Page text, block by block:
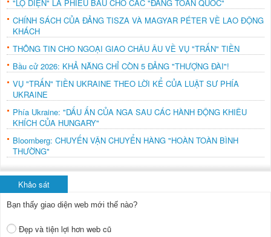
"LỘ DIỆN" LÁ PHIẾU BẦU CHO CÁC "ĐẢNG TOÀN QUỐC"
CHÍNH SÁCH CỦA ĐẢNG TISZA VÀ MAGYAR PÉTER VỀ LAO ĐỘNG
KHÁCH
THÔNG TIN CHO NGOẠI GIAO CHÂU ÂU VỀ VỤ "TRẤN" TIỀN
Bầu cử 2026: KHẢ NĂNG CHỈ CÒN 5 ĐẢNG "THƯỢNG ĐÀI"!
VỤ "TRẤN" TIỀN UKRAINE THEO LỜI KỂ CỦA LUẬT SƯ PHÍA
UKRAINE
Phía Ukraine: "DẤU ẤN CỦA NGA SAU CÁC HÀNH ĐỘNG KHIÊU
KHÍCH CỦA HUNGARY"
Bloomberg: CHUYẾN VẬN CHUYỂN HÀNG "HOÀN TOÀN BÌNH
THƯỜNG"
Khảo sát
Bạn thấy giao diện web mới thế nào?
Đẹp và tiện lợi hơn web cũ